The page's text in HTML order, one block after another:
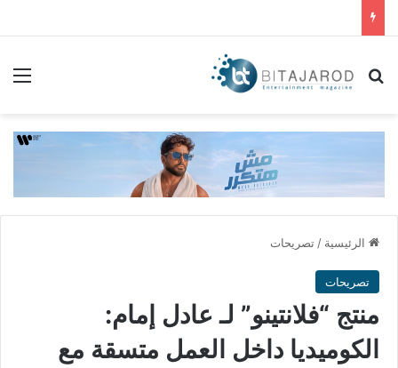
بحث عن
الرئيسية / تصريحات
تصريحات
منتج “فلانتينو” لـ عادل إمام:
الكوميديا داخل العمل متسقة مع